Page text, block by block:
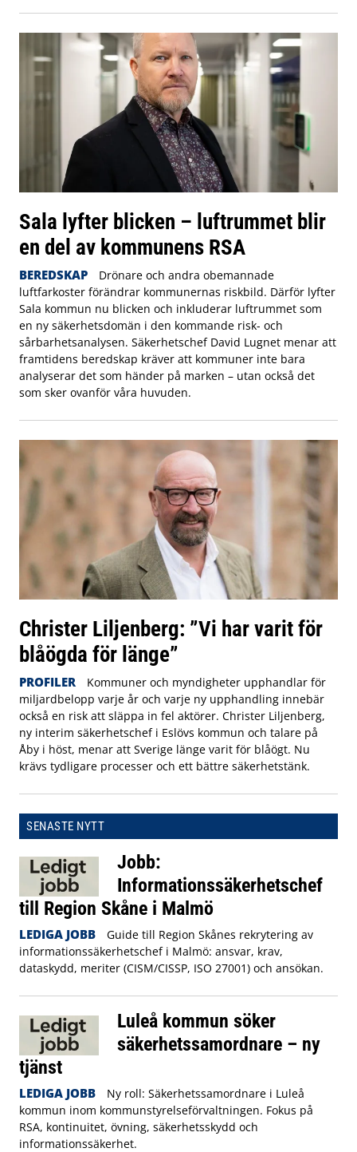
Sala lyfter blicken – luftrummet blir
en del av kommunens RSA
BEREDSKAP
Drönare och andra obemannade
luftfarkoster förändrar kommunernas riskbild. Därför lyfter
Sala kommun nu blicken och inkluderar luftrummet som
en ny säkerhetsdomän i den kommande risk- och
sårbarhetsanalysen. Säkerhetschef David Lugnet menar att
framtidens beredskap kräver att kommuner inte bara
analyserar det som händer på marken – utan också det
som sker ovanför våra huvuden.
Christer Liljenberg: ”Vi har varit för
blåögda för länge”
PROFILER
Kommuner och myndigheter upphandlar för
miljardbelopp varje år och varje ny upphandling innebär
också en risk att släppa in fel aktörer. Christer Liljenberg,
ny interim säkerhetschef i Eslövs kommun och talare på
Åby i höst, menar att Sverige länge varit för blåögt. Nu
krävs tydligare processer och ett bättre säkerhetstänk.
SENASTE NYTT
Jobb:
Informationssäkerhetschef
till Region Skåne i Malmö
LEDIGA JOBB
Guide till Region Skånes rekrytering av
informationssäkerhetschef i Malmö: ansvar, krav,
dataskydd, meriter (CISM/CISSP, ISO 27001) och ansökan.
Luleå kommun söker
säkerhetssamordnare – ny
tjänst
LEDIGA JOBB
Ny roll: Säkerhetssamordnare i Luleå
kommun inom kommunstyrelseförvaltningen. Fokus på
RSA, kontinuitet, övning, säkerhetsskydd och
informationssäkerhet.